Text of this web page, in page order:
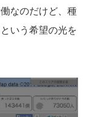
なのだけど、種
いう希望の光を